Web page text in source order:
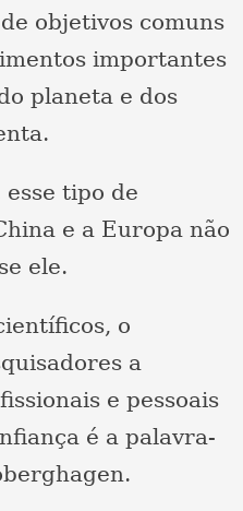
objetivos comuns
importantes
planeta e dos
tipo de
e a Europa não
ele.
o
a
e pessoais
é a palavra-